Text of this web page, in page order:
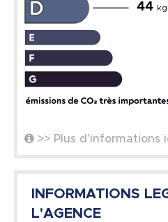
44
>> Plus d'informations
INFORMATIONS
L'AGENCE